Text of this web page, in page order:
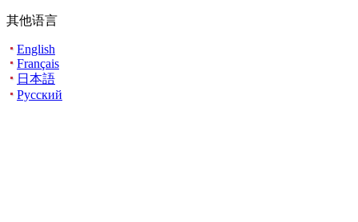
其他语言
English
Français
日本語
Русский